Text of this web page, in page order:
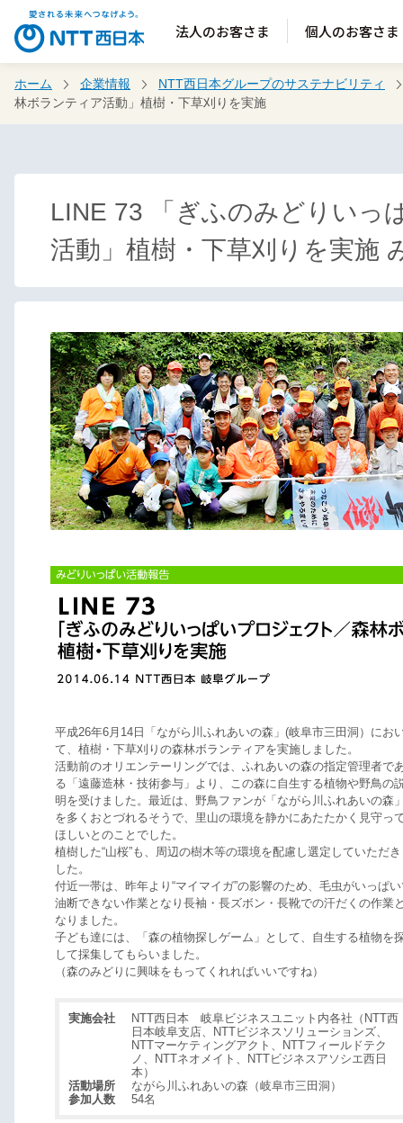
法人のお客さま 個人のお客さま
ホーム 企業情報
NTT西日本グループのサステナビリティ
林ボランティア活動」植樹・下草刈りを実施
LINE 73 「ぎふのみどりいっ
活動」植樹・下草刈りを実施
平成26年6月14日「ながら川ふれあいの森」(岐阜市三田洞）にお
て、植樹・下草刈りの森林ボランティアを実施しました。
活動前のオリエンテーリングでは、ふれあいの森の指定管理者で
る「遠藤造林・技術参与」より、この森に自生する植物や野鳥の
明を受けました。最近は、野鳥ファンが「ながら川ふれあいの森
を多くおとづれるそうで、里山の環境を静かにあたたかく見守っ
ほしいとのことでした。
植樹した“山桜”も、周辺の樹木等の環境を配慮し選定していただ
した。
付近一帯は、昨年より“マイマイガ”の影響のため、毛虫がいっぱ
油断できない作業となり長袖・長ズボン・長靴での汗だくの作業
なりました。
子ども達には、「森の植物探しゲーム」として、自生する植物を
して採集してもらいました。
（森のみどりに興味をもってくれればいいですね）
実施会社
NTT西日本 岐阜ビジネスユニット内各社（NTT西
日本岐阜支店、NTTビジネスソリューションズ、
NTTマーケティングアクト、NTTフィールドテク
ノ、NTTネオメイト、NTTビジネスアソシエ西日
本）
活動場所
ながら川ふれあいの森（岐阜市三田洞）
参加人数
54名